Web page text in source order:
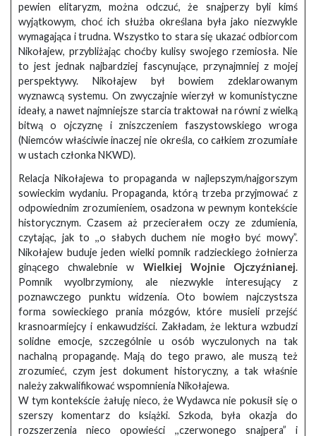
pewien elitaryzm, można odczuć, że snajperzy byli kimś
wyjątkowym, choć ich służba określana była jako niezwykle
wymagająca i trudna. Wszystko to stara się ukazać odbiorcom
Nikołajew, przybliżając choćby kulisy swojego rzemiosła. Nie
to jest jednak najbardziej fascynujące, przynajmniej z mojej
perspektywy. Nikołajew był bowiem zdeklarowanym
wyznawcą systemu. On zwyczajnie wierzył w komunistyczne
ideały, a nawet najmniejsze starcia traktował na równi z wielką
bitwą o ojczyznę i zniszczeniem faszystowskiego wroga
(Niemców właściwie inaczej nie określa, co całkiem zrozumiałe
w ustach członka NKWD).
Relacja Nikołajewa to propaganda w najlepszym/najgorszym
sowieckim wydaniu. Propaganda, którą trzeba przyjmować z
odpowiednim zrozumieniem, osadzona w pewnym kontekście
historycznym. Czasem aż przecierałem oczy ze zdumienia,
czytając, jak to ,,o słabych duchem nie mogło być mowy”.
Nikołajew buduje jeden wielki pomnik radzieckiego żołnierza
ginącego chwalebnie w Wielkiej Wojnie Ojczyźnianej.
Pomnik wyolbrzymiony, ale niezwykle interesujący z
poznawczego punktu widzenia. Oto bowiem najczystsza
forma sowieckiego prania mózgów, które musieli przejść
krasnoarmiejcy i enkawudziści. Zakładam, że lektura wzbudzi
solidne emocje, szczególnie u osób wyczulonych na tak
nachalną propagandę. Mają do tego prawo, ale muszą też
zrozumieć, czym jest dokument historyczny, a tak właśnie
należy zakwalifikować wspomnienia Nikołajewa.
W tym kontekście żałuję nieco, że Wydawca nie pokusił się o
szerszy komentarz do książki. Szkoda, była okazja do
rozszerzenia nieco opowieści ,,czerwonego snajpera” i